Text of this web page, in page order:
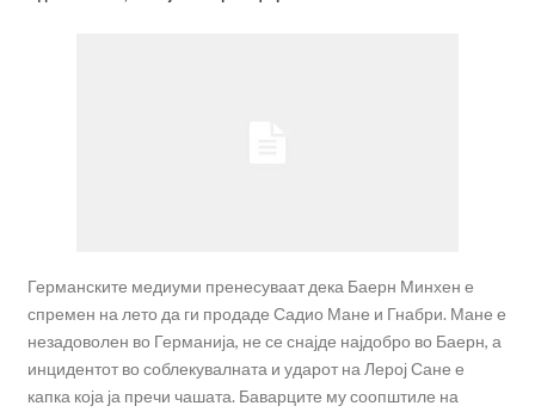
Германските медиуми пренесуваат дека Баерн Минхен е
спремен на лето да ги продаде Садио Мане и Гнабри. Мане е
незадоволен во Германија, не се снајде најдобро во Баерн, а
инцидентот во соблекувалната и ударот на Лерој Сане е
капка која ја пречи чашата. Баварците му соопштиле на